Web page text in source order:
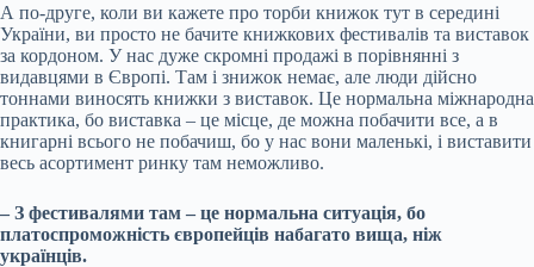
А по-друге, коли ви кажете про торби книжок тут в середині
України, ви просто не бачите книжкових фестивалів та виставок
за кордоном. У нас дуже скромні продажі в порівнянні з
видавцями в Європі. Там і знижок немає, але люди дійсно
тоннами виносять книжки з виставок. Це нормальна міжнародна
практика, бо виставка – це місце, де можна побачити все, а в
книгарні всього не побачиш, бо у нас вони маленькі, і виставити
весь асортимент ринку там неможливо.
– З фестивалями там – це нормальна ситуація, бо
платоспроможність європейців набагато вища, ніж
українців.